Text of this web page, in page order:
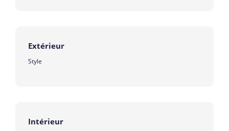
Extérieur
Style
Intérieur